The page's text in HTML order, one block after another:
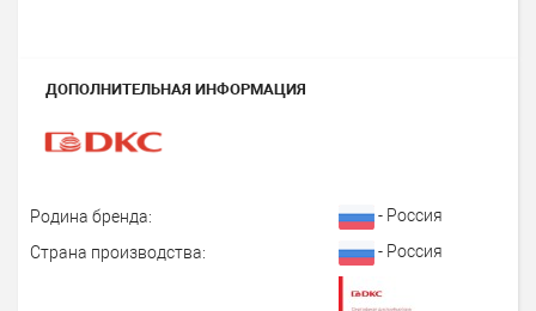
ДОПОЛНИТЕЛЬНАЯ ИНФОРМАЦИЯ
Родина бренда:
- Россия
Страна производства:
- Россия